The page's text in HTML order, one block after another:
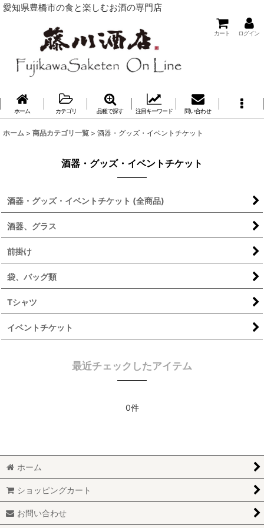
愛知県豊橋市の食と楽しむお酒の専門店
カート ログイン
ホーム カテゴリ 品種で探す 注目キーワード 問い合わせ
ホーム > 商品カテゴリ一覧 > 酒器・グッズ・イベントチケット
酒器・グッズ・イベントチケット
酒器・グッズ・イベントチケット (全商品)
酒器、グラス
前掛け
袋、バッグ類
Tシャツ
イベントチケット
最近チェックしたアイテム
0件
ホーム
ショッピングカート
お問い合わせ